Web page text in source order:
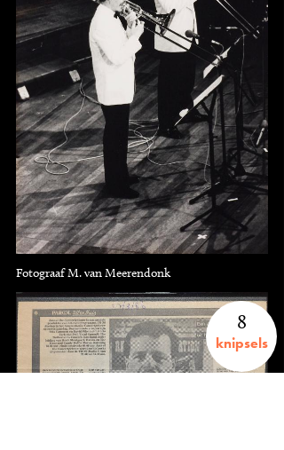
Fotograaf M. van Meerendonk
8
knipsels